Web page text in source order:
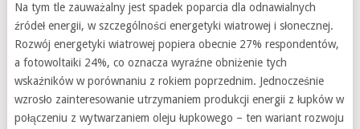
Na tym tle zauważalny jest spadek poparcia dla odnawialnych
źródeł energii, w szczególności energetyki wiatrowej i słonecznej.
Rozwój energetyki wiatrowej popiera obecnie 27% respondentów,
a fotowoltaiki 24%, co oznacza wyraźne obniżenie tych
wskaźników w porównaniu z rokiem poprzednim. Jednocześnie
wzrosło zainteresowanie utrzymaniem produkcji energii z łupków w
połączeniu z wytwarzaniem oleju łupkowego – ten wariant rozwoju